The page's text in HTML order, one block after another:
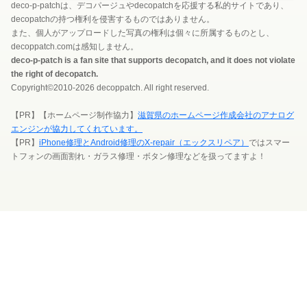
deco-p-patchは、デコパージュやdecopatchを応援する私的サイトであり、
decopatchの持つ権利を侵害するものではありません。
また、個人がアップロードした写真の権利は個々に所属するものとし、
decoppatch.comは感知しません。
deco-p-patch is a fan site that supports decopatch, and it does not violate
the right of decopatch.
Copyright©2010-2026 decoppatch. All right reserved.
【PR】【ホームページ制作協力】 滋賀県のホームページ作成会社のアナログ
エンジンが協力してくれています。
【PR】 iPhone修理とAndroid修理のX-repair（エックスリペア） ではスマー
トフォンの画面割れ・ガラス修理・ボタン修理などを扱ってますよ！